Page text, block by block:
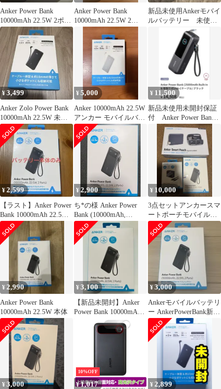
Anker Power Bank
10000mAh 22.5W 2ポー
ト
Anker Power Bank
10000mAh 22.5W 2
新品未使用Ankerモバイ
ルバッテリー 未使用
に近いBluetooth本体
¥3,499
Anker Zolo Power Bank
10000mAh 22.5W 未開
封
¥5,000
Anker 10000mAh 22.5W
アンカー モバイルバッ
テリー
¥ 11,500
新品未使用未開封保証
付 Anker Power Bank
25000mAh
¥2,599
【ラスト】Anker Power
Bank 10000mAh 22.5W
黒
¥2,900
ち*の様 Anker Power
Bank (10000mAh,
22.5W)
¥ 10,000
3点セットアンカースマ
ートポーチモバイルバ
ッテリー10000mah充電
器ケーブル
¥ 2,990
Anker Power Bank
10000mAh 22.5W 本体
¥3,100
【新品未開封】Anker
Power Bank 10000mAh
¥3,000
Ankerモバイルバッテリ
ー AnkerPowerBank新品
未使用
¥3,000
10%OFF
¥1,017 ¥2,899